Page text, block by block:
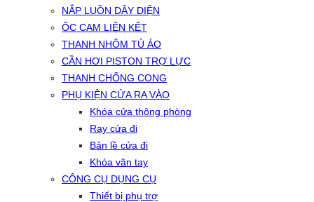
NẮP LUỒN DÂY DIỆN
ỐC CAM LIÊN KẾT
THANH NHÔM TỦ ÁO
CẦN HƠI PISTON TRỢ LỰC
THANH CHỐNG CONG
PHỤ KIỆN CỬA RA VÀO
Khóa cửa thông phòng
Ray cửa đi
Bản lề cửa đi
Khóa vân tay
CÔNG CỤ DỤNG CỤ
Thiết bị phụ trợ